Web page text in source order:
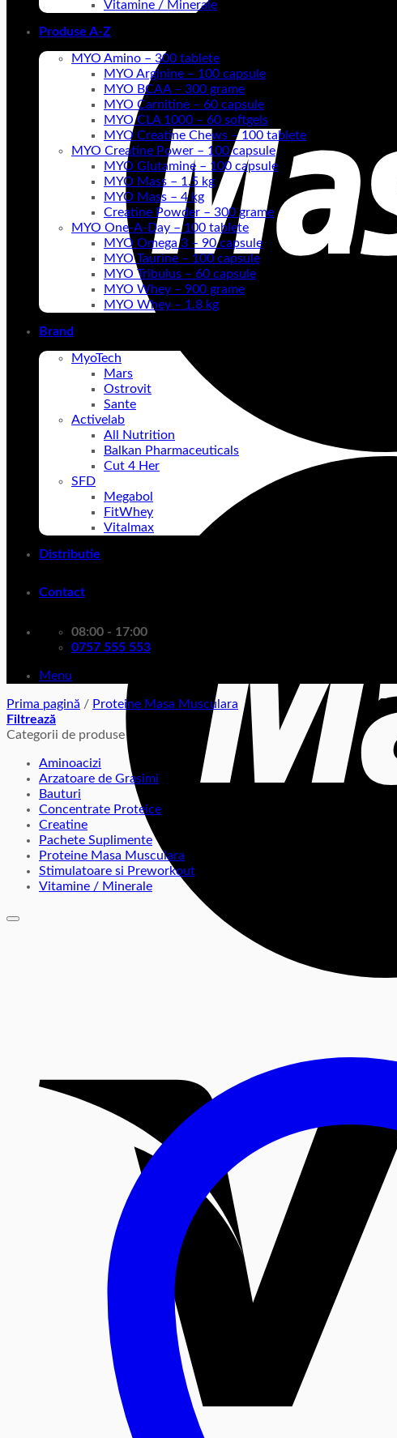
Vitamine / Minerale
Produse A-Z
MYO Amino – 300 tablete
MYO Arginine – 100 capsule
MYO BCAA – 300 grame
MYO Carnitine – 60 capsule
MYO CLA 1000 – 60 softgels
MYO Creatine Chews – 100 tablete
MYO Creatine Power – 100 capsule
MYO Glutamine – 100 capsule
MYO Mass – 1.5 kg
MYO Mass – 4 kg
Creatine Powder – 300 grame
MYO One-A-Day – 100 tablete
MYO Omega 3 – 90 capsule
MYO Taurine – 100 capsule
MYO Tribulus – 60 capsule
MYO Whey – 900 grame
MYO Whey – 1.8 kg
Brand
MyoTech
Mars
Ostrovit
Sante
Activelab
All Nutrition
Balkan Pharmaceuticals
Cut 4 Her
SFD
Megabol
FitWhey
Vitalmax
Distributie
Contact
08:00 - 17:00
0757 555 553
Menu
Prima pagină / Proteine Masa Musculara
Filtrează
Categorii de produse
Aminoacizi
Arzatoare de Grasimi
Bauturi
Concentrate Proteice
Creatine
Pachete Suplimente
Proteine Masa Musculara
Stimulatoare si Preworkout
Vitamine / Minerale